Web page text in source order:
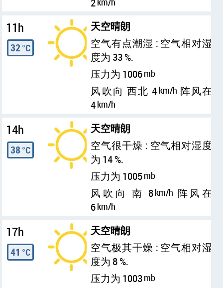
2
11h
32°C
天空晴朗
空气有点潮湿 : 空气相对湿
度为 33 %.
压力为 1006mb
风吹向 西北 4 km/h 阵风在
4km/h
14h
38 °C
天空晴朗
空气很干燥 : 空气相对湿度
为 14 %.
压力为 1005mb
风吹向 南 8km/h 阵风在
6km/h
17h
41 °C
天空晴朗
空气极其干燥 : 空气相对湿
度为 8 %.
压力为 1003mb